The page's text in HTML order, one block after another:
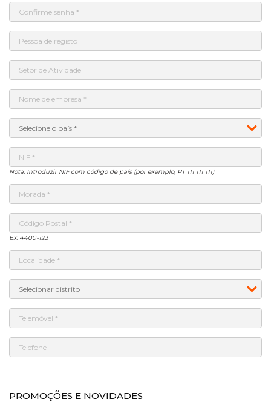
Nota: Introduzir NIF com código de país (por exemplo, PT 111 111 111)
Ex: 4400-123
PROMOÇÕES E NOVIDADES